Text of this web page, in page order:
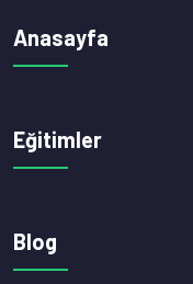
Anasayfa
Eğitimler
Blog